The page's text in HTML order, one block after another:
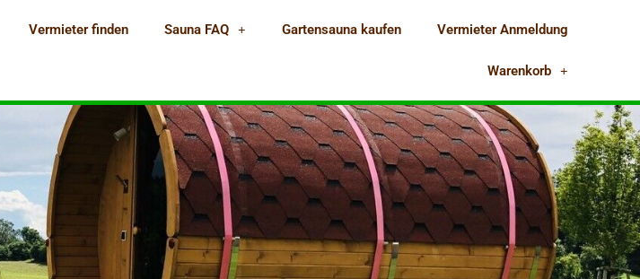
Vermieter finden Sauna FAQ Gartensauna kaufen Vermieter Anmeldung
Warenkorb